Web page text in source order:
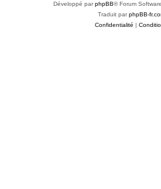
Développé parphpBB® Forum
Traduit parphpBB-
Confidentialité |